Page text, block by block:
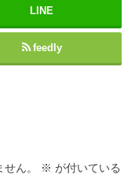
LINE
feedly
ん。 ※ が付いている